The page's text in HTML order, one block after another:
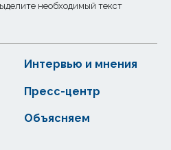
необходимый текст
Интервью и мнения
Пресс-центр
Объясняем